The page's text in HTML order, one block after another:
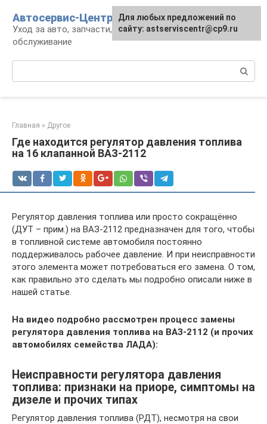
контенту
Автосервис-Центр
Уход за авто, запчасти, ремонт и
обслуживание
Главная » Другое
Где находится регулятор давления топлива
на 16 клапанной ВАЗ-2112
Регулятор давления топлива или просто сокращённо
(ДУТ – прим.) на ВАЗ-2112 предназначен для того, чтобы
в топливной системе автомобиля постоянно
поддерживалось рабочее давление. И при неисправности
этого элемента может потребоваться его замена. О том,
как правильно это сделать мы подробно описали ниже в
нашей статье.
На видео подробно рассмотрен процесс замены
регулятора давления топлива на ВАЗ-2112 (и прочих
автомобилях семейства ЛАДА):
Неисправности регулятора давления
топлива: признаки на приоре, симптомы на
дизеле и прочих типах
Регулятор давления топлива (РДТ), несмотря на свои
Для любых предложений по
сайту: astserviscentr@cp9.ru